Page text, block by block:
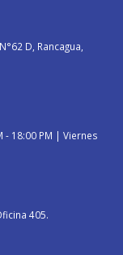
D, Rancagua,
- 18:00 PM | Viernes
405.